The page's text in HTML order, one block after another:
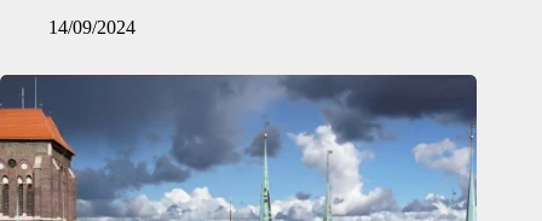
14/09/2024